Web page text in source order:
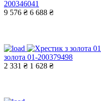
200346041
9 576 ₴ 6 688 ₴
золота 01-200379498
2 331 ₴ 1 628 ₴